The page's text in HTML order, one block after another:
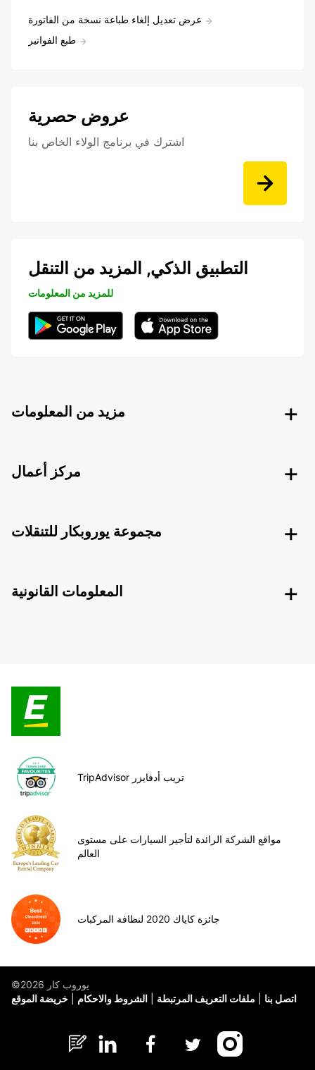
عرض تعديل إلغاء طباعة نسخة من الفاتورة
طبع الفواتير
عروض حصرية
اشترك في برنامج الولاء الخاص بنا
التطبيق الذكي, المزيد من التنقل
للمزيد من المعلومات
مزيد من المعلومات
مركز أعمال
مجموعة يوروبكار للتنقلات
المعلومات القانونية
TripAdvisor تريب أدفايزر
مواقع الشركة الرائدة لتأجير السيارات على مستوى
العالم
جائزة كاياك 2020 لنظافة المركبات
©يوروب كار 2026
خريضة الموقع
الشروط والاحكام ملفات التعريف المرتبطة اتصل بنا